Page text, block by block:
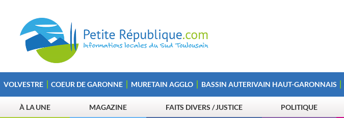
VOLVESTRE COEUR DE GARONNE MURETAIN AGGLO BASSIN AUTERIVAIN HAUT-GARONNAIS
À LA UNE MAGAZINE FAITS DIVERS / JUSTICE POLITIQUE